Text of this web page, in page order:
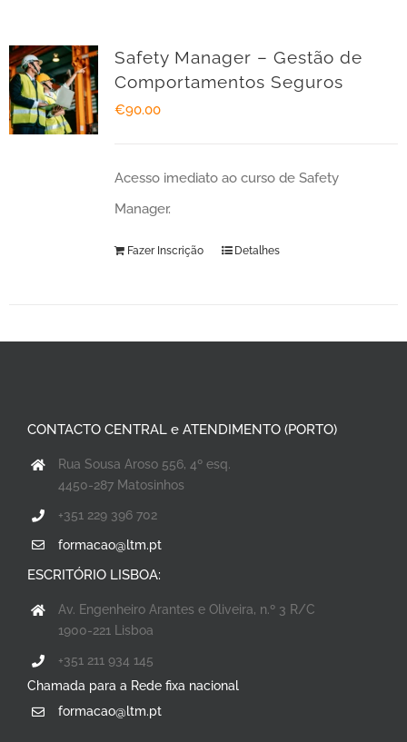
Safety Manager – Gestão de
Comportamentos Seguros
€90.00
Acesso imediato ao curso de Safety
Manager.
Fazer Inscrição Detalhes
CONTACTO CENTRAL e ATENDIMENTO (PORTO)
Rua Sousa Aroso 556, 4º esq.
4450-287 Matosinhos
+351 229 396 702
formacao@ltm.pt
ESCRITÓRIO LISBOA:
Av. Engenheiro Arantes e Oliveira, n.º 3 R/C
1900-221 Lisboa
+351 211 934 145
Chamada para a Rede fixa nacional
formacao@ltm.pt